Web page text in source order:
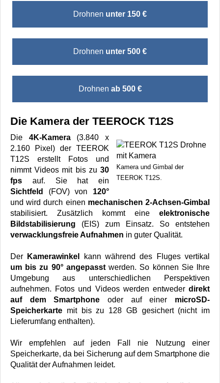
Drohnen unter 150 €
Drohnen unter 500 €
Drohnen ab 500 €
Die Kamera der TEEROCK T12S
Kamera und Gimbal der
TEEROK T12S.
Die 4K-Kamera(3.840 x
2.160 Pixel) der TEEROK
T12S erstellt Fotos und
nimmt Videos mit bis zu 30
fps auf. Sie hat ein
Sichtfeld
(FOV) von 120°
und wird durch einen mechanischen 2-Achsen-Gimbal
stabilisiert. Zusätzlich kommt eine elektronische
Bildstabilisierung (EIS) zum Einsatz. So entstehen
verwacklungsfreie Aufnahmen in guter Qualität.
Der Kamerawinkel
kann während des Fluges vertikal
um bis zu 90° angepasstwerden. So können Sie Ihre
Umgebung aus unterschiedlichen Perspektiven
aufnehmen. Fotos und Videos werden entweder direkt
auf dem Smartphone oder auf einer microSD-
Speicherkarte mit bis zu 128 GB gesichert (nicht im
Lieferumfang enthalten).
Wir empfehlen auf jeden Fall nie Nutzung einer
Speicherkarte, da bei Sicherung auf dem Smartphone die
Qualität der Aufnahmen leidet.